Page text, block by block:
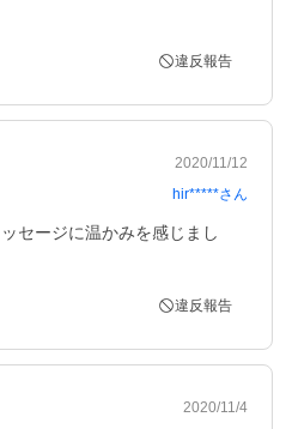
違反報告
2020/11/12
hir*****さん
セージに温かみを感じまし
違反報告
2020/11/4